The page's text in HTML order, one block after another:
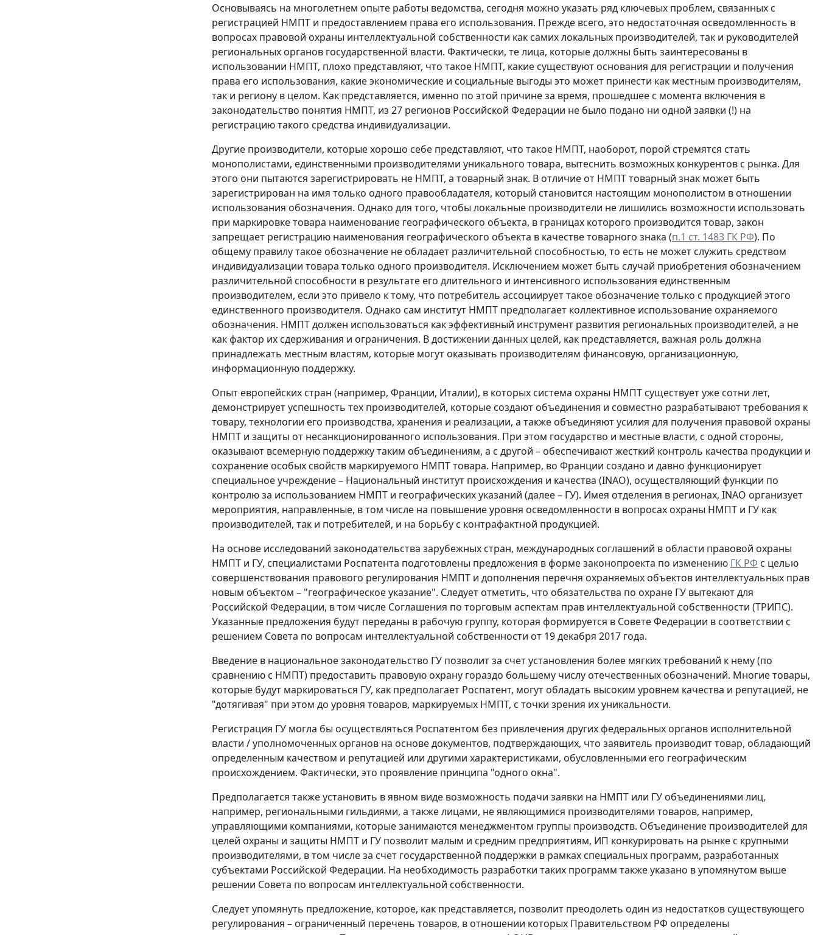
Основываясь на многолетнем опыте работы ведомства, сегодня можно указать ряд ключевых проблем, связанных с
регистрацией НМПТ и предоставлением права его использования. Прежде всего, это недостаточная осведомленность в
вопросах правовой охраны интеллектуальной собственности как самих локальных производителей, так и руководителей
региональных органов государственной власти. Фактически, те лица, которые должны быть заинтересованы в
использовании НМПТ, плохо представляют, что такое НМПТ, какие существуют основания для регистрации и получения
права его использования, какие экономические и социальные выгоды это может принести как местным производителям,
так и региону в целом. Как представляется, именно по этой причине за время, прошедшее с момента включения в
законодательство понятия НМПТ, из 27 регионов Российской Федерации не было подано ни одной заявки (!) на
регистрацию такого средства индивидуализации.
Другие производители, которые хорошо себе представляют, что такое НМПТ, наоборот, порой стремятся стать
монополистами, единственными производителями уникального товара, вытеснить возможных конкурентов с рынка. Для
этого они пытаются зарегистрировать не НМПТ, а товарный знак. В отличие от НМПТ товарный знак может быть
зарегистрирован на имя только одного правообладателя, который становится настоящим монополистом в отношении
использования обозначения. Однако для того, чтобы локальные производители не лишились возможности использовать
при маркировке товара наименование географического объекта, в границах которого производится товар, закон
запрещает регистрацию наименования географического объекта в качестве товарного знака (п.1 ст. 1483 ГК РФ). По
общему правилу такое обозначение не обладает различительной способностью, то есть не может служить средством
индивидуализации товара только одного производителя. Исключением может быть случай приобретения обозначением
различительной способности в результате его длительного и интенсивного использования единственным
производителем, если это привело к тому, что потребитель ассоциирует такое обозначение только с продукцией этого
единственного производителя. Однако сам институт НМПТ предполагает коллективное использование охраняемого
обозначения. НМПТ должен использоваться как эффективный инструмент развития региональных производителей, а не
как фактор их сдерживания и ограничения. В достижении данных целей, как представляется, важная роль должна
принадлежать местным властям, которые могут оказывать производителям финансовую, организационную,
информационную поддержку.
Опыт европейских стран (например, Франции, Италии), в которых система охраны НМПТ существует уже сотни лет,
демонстрирует успешность тех производителей, которые создают объединения и совместно разрабатывают требования к
товару, технологии его производства, хранения и реализации, а также объединяют усилия для получения правовой охраны
НМПТ и защиты от несанкционированного использования. При этом государство и местные власти, с одной стороны,
оказывают всемерную поддержку таким объединениям, а с другой – обеспечивают жесткий контроль качества продукции и
сохранение особых свойств маркируемого НМПТ товара. Например, во Франции создано и давно функционирует
специальное учреждение – Национальный институт происхождения и качества (INAO), осуществляющий функции по
контролю за использованием НМПТ и географических указаний (далее – ГУ). Имея отделения в регионах, INAO организует
мероприятия, направленные, в том числе на повышение уровня осведомленности в вопросах охраны НМПТ и ГУ как
производителей, так и потребителей, и на борьбу с контрафактной продукцией.
На основе исследований законодательства зарубежных стран, международных соглашений в области правовой охраны
НМПТ и ГУ, специалистами Роспатента подготовлены предложения в форме законопроекта по изменению ГК РФ с целью
совершенствования правового регулирования НМПТ и дополнения перечня охраняемых объектов интеллектуальных прав
новым объектом – "географическое указание". Следует отметить, что обязательства по охране ГУ вытекают для
Российской Федерации, в том числе Соглашения по торговым аспектам прав интеллектуальной собственности (ТРИПС).
Указанные предложения будут переданы в рабочую группу, которая формируется в Совете Федерации в соответствии с
решением Совета по вопросам интеллектуальной собственности от 19 декабря 2017 года.
Введение в национальное законодательство ГУ позволит за счет установления более мягких требований к нему (по
сравнению с НМПТ) предоставить правовую охрану гораздо большему числу отечественных обозначений. Многие товары,
которые будут маркироваться ГУ, как предполагает Роспатент, могут обладать высоким уровнем качества и репутацией, не
"дотягивая" при этом до уровня товаров, маркируемых НМПТ, с точки зрения их уникальности.
Регистрация ГУ могла бы осуществляться Роспатентом без привлечения других федеральных органов исполнительной
власти / уполномоченных органов на основе документов, подтверждающих, что заявитель производит товар, обладающий
определенным качеством и репутацией или другими характеристиками, обусловленными его географическим
происхождением. Фактически, это проявление принципа "одного окна".
Предполагается также установить в явном виде возможность подачи заявки на НМПТ или ГУ объединениями лиц,
например, региональными гильдиями, а также лицами, не являющимися производителями товаров, например,
управляющими компаниями, которые занимаются менеджментом группы производств. Объединение производителей для
целей охраны и защиты НМПТ и ГУ позволит малым и средним предприятиям, ИП конкурировать на рынке с крупными
производителями, в том числе за счет государственной поддержки в рамках специальных программ, разработанных
субъектами Российской Федерации. На необходимость разработки таких программ также указано в упомянутом выше
решении Совета по вопросам интеллектуальной собственности.
Следует упомянуть предложение, которое, как представляется, позволит преодолеть один из недостатков существующего
регулирования – ограниченный перечень товаров, в отношении которых Правительством РФ определены